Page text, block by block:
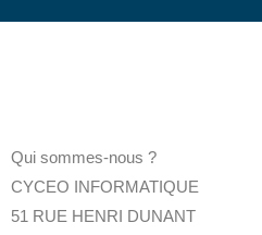
Qui sommes-nous ?
CYCEO INFORMATIQUE
51 RUE HENRI DUNANT